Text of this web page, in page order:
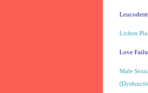
Lichen
Love
Male